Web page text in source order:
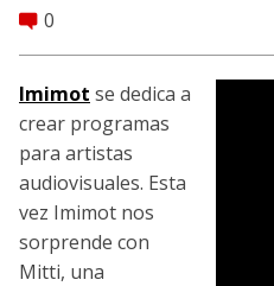
Entrar
Crear Cuenta
comment 0
Imimot se dedica a
crear programas
para artistas
audiovisuales. Esta
vez Imimot nos
sorprende con
Mitti, una